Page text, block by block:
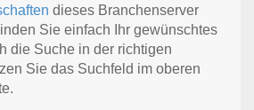
dieses Branchenserver
Sie einfach Ihr gewünschtes
die Suche in der richtigen
Sie das Suchfeld im oberen